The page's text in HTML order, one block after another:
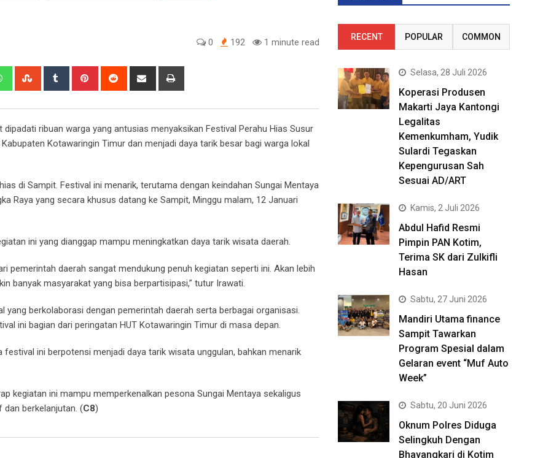
0 192 1 minute read
WhatsappStumbleUpon
Tumblr Pinterest Reddit
Share
ribuan warga yang antusias menyaksikan Festival Perahu Hias Susur
Kotawaringin Timur dan menjadi daya tarik besar bagi warga lokal
di Sampit. Festival ini menarik, terutama dengan keindahan Sungai Mentaya
Raya yang secara khusus datang ke Sampit, Minggu malam, 12 Januari
ini yang dianggap mampu meningkatkan daya tarik wisata daerah.
pemerintah daerah sangat mendukung penuh kegiatan seperti ini. Akan lebih
banyak masyarakat yang bisa berpartisipasi,” tutur Irawati.
berkolaborasi dengan pemerintah daerah serta berbagai organisasi.
ini bagian dari peringatan HUT Kotawaringin Timur di masa depan.
ini berpotensi menjadi daya tarik wisata unggulan, bahkan menarik
kegiatan ini mampu memperkenalkan pesona Sungai Mentaya sekaligus
berkelanjutan. (C8)
RECENT POPULAR COMMON
Selasa, 28 Juli 2026
Koperasi Produsen
Makarti Jaya Kantongi
Legalitas
Kemenkumham, Yudik
Sulardi Tegaskan
Kepengurusan Sah
Sesuai AD/ART
Kamis, 2 Juli 2026
Abdul Hafid Resmi
Pimpin PAN Kotim,
Terima SK dari Zulkifli
Hasan
Sabtu, 27 Juni 2026
Mandiri Utama finance
Sampit Tawarkan
Program Spesial dalam
Gelaran event “Muf Auto
Week”
Sabtu, 20 Juni 2026
Oknum Polres Diduga
Selingkuh Dengan
Bhayangkari di Kotim